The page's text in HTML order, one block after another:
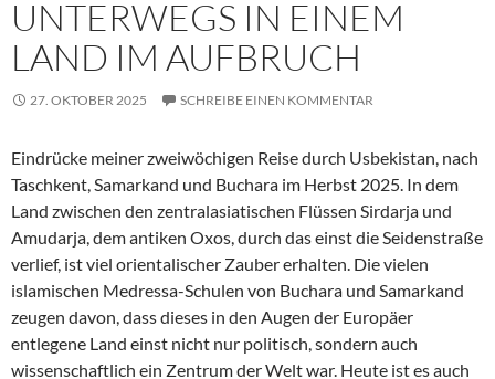
UNTERWEGS IN EINEM
LAND IM AUFBRUCH
27. OKTOBER 2025 SCHREIBE EINEN KOMMENTAR
Eindrücke meiner zweiwöchigen Reise durch Usbekistan, nach
Taschkent, Samarkand und Buchara im Herbst 2025. In dem
Land zwischen den zentralasiatischen Flüssen Sirdarja und
Amudarja, dem antiken Oxos, durch das einst die Seidenstraße
verlief, ist viel orientalischer Zauber erhalten. Die vielen
islamischen Medressa-Schulen von Buchara und Samarkand
zeugen davon, dass dieses in den Augen der Europäer
entlegene Land einst nicht nur politisch, sondern auch
wissenschaftlich ein Zentrum der Welt war. Heute ist es auch